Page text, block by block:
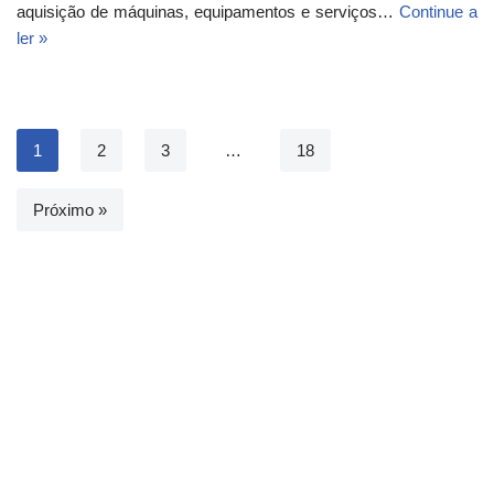
aquisição de máquinas, equipamentos e serviços… Continue a
ler »
1 2 3 … 18
Próximo »